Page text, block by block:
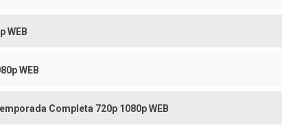
WEB
WEB
Completa 720p 1080p WEB